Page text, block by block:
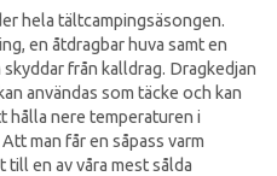
hela tältcampingsäsongen.
en åtdragbar huva samt en
från kalldrag. Dragkedjan
användas som täcke och kan
hålla nere temperaturen i
man får en såpass varm
en av våra mest sålda